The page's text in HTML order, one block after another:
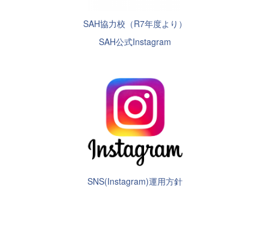
SAH協力校（R7年度より）
SAH公式Instagram
SNS(Instagram)運用方針